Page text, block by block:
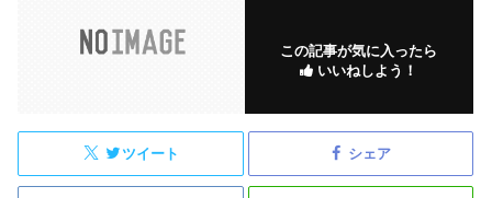
この記事が気に入ったら
いいねしよう！
ツイート シェア